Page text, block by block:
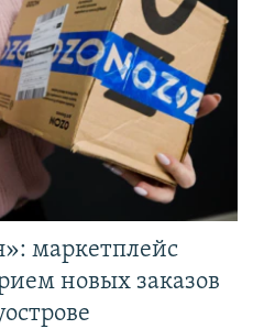
маркетплейс
новых заказов